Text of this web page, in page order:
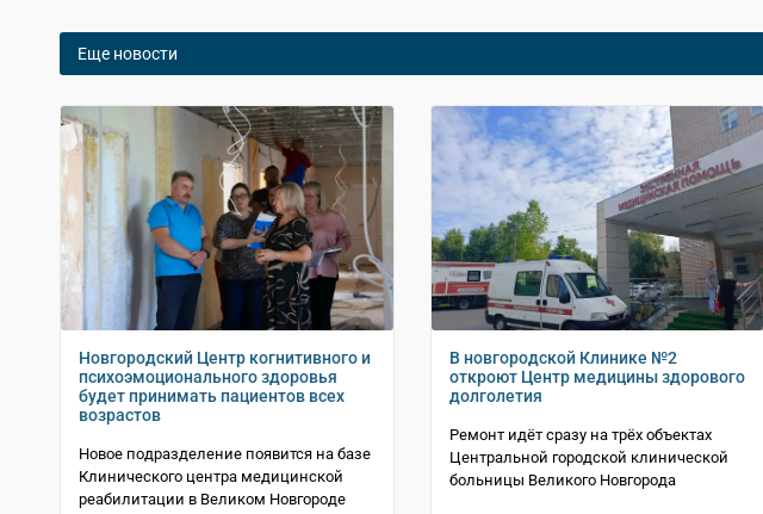
Еще новости
Новгородский Центр когнитивного и
психоэмоционального здоровья
будет принимать пациентов всех
возрастов
Новое подразделение появится на базе
Клинического центра медицинской
реабилитации в Великом Новгороде
В новгородской Клинике №2
откроют Центр медицины здорового
долголетия
Ремонт идёт сразу на трёх объектах
Центральной городской клинической
больницы Великого Новгорода